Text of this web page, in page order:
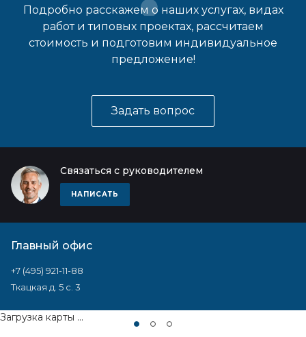
Подробно расскажем о наших услугах, видах
работ и типовых проектах, рассчитаем
стоимость и подготовим индивидуальное
предложение!
Задать вопрос
Связаться с руководителем
НАПИСАТЬ
Главный офис
+7 (495) 921-11-88
Ткацкая д. 5 с. 3
Загрузка карты ...